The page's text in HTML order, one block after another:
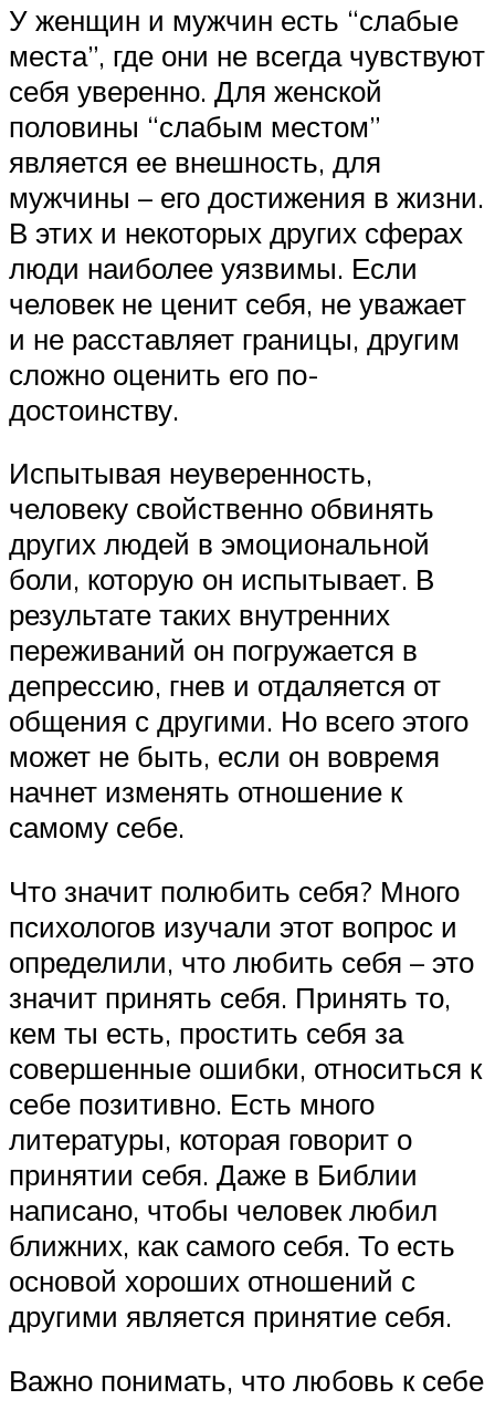
У женщин и мужчин есть “слабые
места”, где они не всегда чувствуют
себя уверенно. Для женской
половины “слабым местом”
является ее внешность, для
мужчины – его достижения в жизни.
В этих и некоторых других сферах
люди наиболее уязвимы. Если
человек не ценит себя, не уважает
и не расставляет границы, другим
сложно оценить его по-
достоинству.
Испытывая неуверенность,
человеку свойственно обвинять
других людей в эмоциональной
боли, которую он испытывает. В
результате таких внутренних
переживаний он погружается в
депрессию, гнев и отдаляется от
общения с другими. Но всего этого
может не быть, если он вовремя
начнет изменять отношение к
самому себе.
Что значит полюбить себя? Много
психологов изучали этот вопрос и
определили, что любить себя – это
значит принять себя. Принять то,
кем ты есть, простить себя за
совершенные ошибки, относиться к
себе позитивно. Есть много
литературы, которая говорит о
принятии себя. Даже в Библии
написано, чтобы человек любил
ближних, как самого себя. То есть
основой хороших отношений с
другими является принятие себя.
Важно понимать, что любовь к себе